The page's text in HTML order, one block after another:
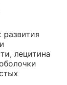
лецитина